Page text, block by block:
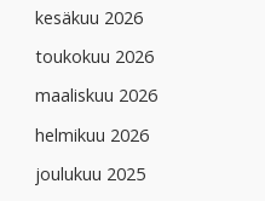
kesäkuu 2026
toukokuu 2026
maaliskuu 2026
helmikuu 2026
joulukuu 2025